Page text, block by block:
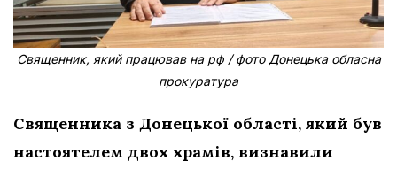
Священник, який працював на рф / фото Донецька обласна
прокуратура
Священника з Донецької області, який був
настоятелем двох храмів, визнавили